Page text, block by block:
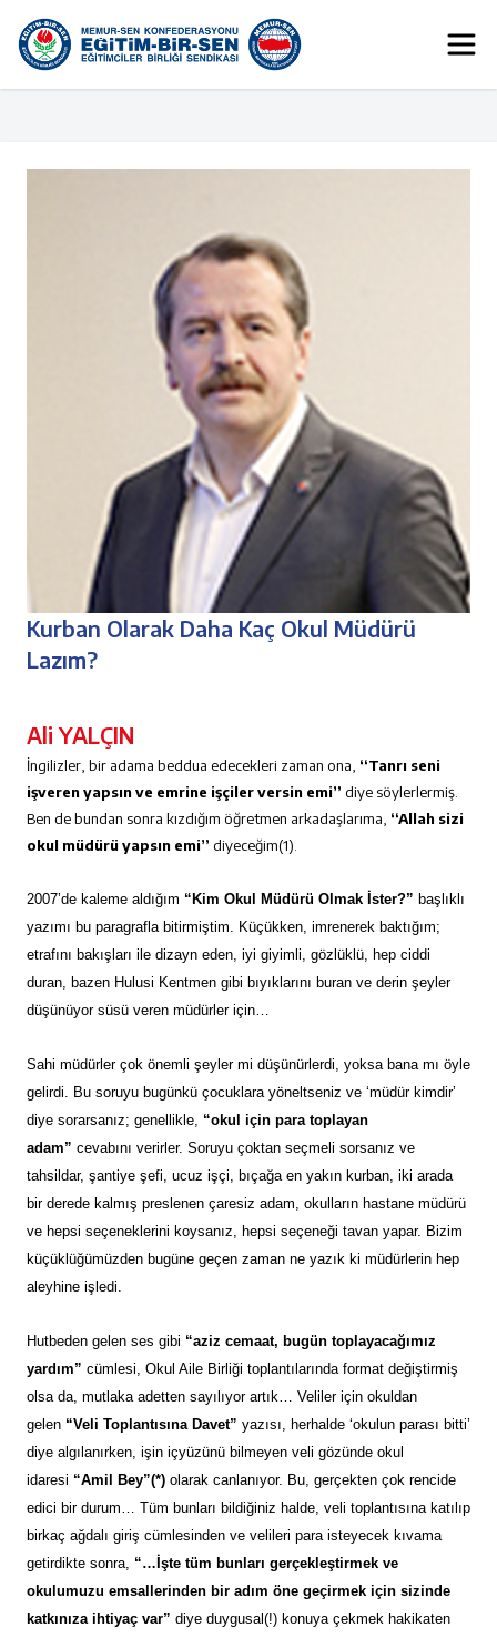
Kurban Olarak Daha Kaç Okul Müdürü
Lazım?
Ali YALÇIN
İngilizler, bir adama beddua edecekleri zaman ona, “Tanrı seni
işveren yapsın ve emrine işçiler versin emi” diye söylerlermiş.
Ben de bundan sonra kızdığım öğretmen arkadaşlarıma, “Allah sizi
okul müdürü yapsın emi” diyeceğim(1).
2007’de kaleme aldığım “Kim Okul Müdürü Olmak İster?” başlıklı
yazımı bu paragrafla bitirmiştim. Küçükken, imrenerek baktığım;
etrafını bakışları ile dizayn eden, iyi giyimli, gözlüklü, hep ciddi
duran, bazen Hulusi Kentmen gibi bıyıklarını buran ve derin şeyler
düşünüyor süsü veren müdürler için…
Sahi müdürler çok önemli şeyler mi düşünürlerdi, yoksa bana mı öyle
gelirdi. Bu soruyu bugünkü çocuklara yöneltseniz ve ‘müdür kimdir’
diye sorarsanız; genellikle, “okul için para toplayan
adam” cevabını verirler. Soruyu çoktan seçmeli sorsanız ve
tahsildar, şantiye şefi, ucuz işçi, bıçağa en yakın kurban, iki arada
bir derede kalmış preslenen çaresiz adam, okulların hastane müdürü
ve hepsi seçeneklerini koysanız, hepsi seçeneği tavan yapar. Bizim
küçüklüğümüzden bugüne geçen zaman ne yazık ki müdürlerin hep
aleyhine işledi.
Hutbeden gelen ses gibi “aziz cemaat, bugün toplayacağımız
yardım” cümlesi, Okul Aile Birliği toplantılarında format değiştirmiş
olsa da, mutlaka adetten sayılıyor artık… Veliler için okuldan
gelen “Veli Toplantısına Davet” yazısı, herhalde ‘okulun parası bitti’
diye algılanırken, işin içyüzünü bilmeyen veli gözünde okul
idaresi “Amil Bey”(*) olarak canlanıyor. Bu, gerçekten çok rencide
edici bir durum… Tüm bunları bildiğiniz halde, veli toplantısına katılıp
birkaç ağdalı giriş cümlesinden ve velileri para isteyecek kıvama
getirdikte sonra, “…İşte tüm bunları gerçekleştirmek ve
okulumuzu emsallerinden bir adım öne geçirmek için sizinde
katkınıza ihtiyaç var” diye duygusal(!) konuya çekmek hakikaten